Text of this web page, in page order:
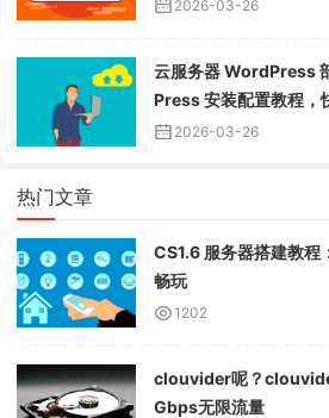
2026-03-26
云服务器 WordPress
Press 安装配置教程，
2026-03-26
热门文章
CS1.6 服务器搭建教程
畅玩
1202
clouvider呢？
Gbps无限流量